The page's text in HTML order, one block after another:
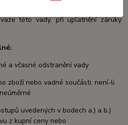
této vady, při uplatnění záruky
a včasné odstranění vady
zboží nebo vadné součásti, není-li
uvedených v bodech a.) a b.)
z kupní ceny nebo